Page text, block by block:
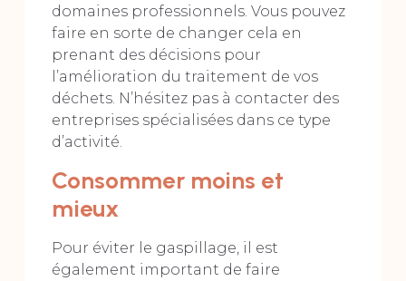
domaines professionnels. Vous pouvez
faire en sorte de changer cela en
prenant des décisions pour
l’amélioration du traitement de vos
déchets. N’hésitez pas à contacter des
entreprises spécialisées dans ce type
d’activité.
Consommer moins et
mieux
Pour éviter le gaspillage, il est
également important de faire